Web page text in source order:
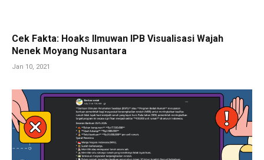
Cek Fakta: Hoaks Ilmuwan IPB Visualisasi Wajah
Nenek Moyang Nusantara
Jan 10, 2021